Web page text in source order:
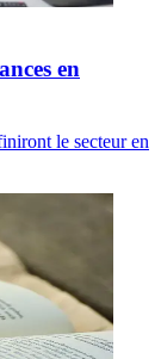
en
le secteur en